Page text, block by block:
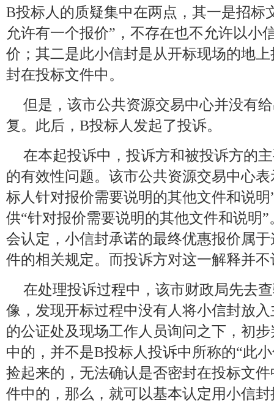
B投标人的质疑集中在两点，其一是招标
允许有一个报价”，不存在也不允许以小
价；其二是此小信封是从开标现场的地
封在投标文件中。
但是，该市公共资源交易中心并没有
复。此后，B投标人发起了投诉。
在本起投诉中，投诉方和被投诉方的
的有效性问题。该市公共资源交易中心
标人针对报价需要说明的其他文件和说
供“针对报价需要说明的其他文件和说明
会认定，小信封承诺的最终优惠报价属
件的相关规定。而投诉方对这一解释并不
在处理投诉过程中，该市财政局先去
像，发现开标过程中没有人将小信封放
的公证处及现场工作人员询问之下，初
中的，并不是B投标人投诉中所称的“此
捡起来的，无法确认是否密封在投标文
件中的，那么，就可以基本认定用小信